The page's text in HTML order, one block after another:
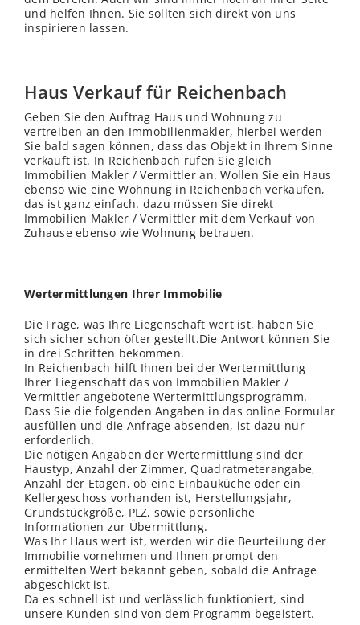
und helfen Ihnen. Sie sollten sich direkt von uns
inspirieren lassen.
Haus Verkauf für Reichenbach
Geben Sie den Auftrag Haus und Wohnung zu
vertreiben an den Immobilienmakler, hierbei werden
Sie bald sagen können, dass das Objekt in Ihrem Sinne
verkauft ist. In Reichenbach rufen Sie gleich
Immobilien Makler / Vermittler an. Wollen Sie ein Haus
ebenso wie eine Wohnung in Reichenbach verkaufen,
das ist ganz einfach. dazu müssen Sie direkt
Immobilien Makler / Vermittler mit dem Verkauf von
Zuhause ebenso wie Wohnung betrauen.
Wertermittlungen Ihrer Immobilie
Die Frage, was Ihre Liegenschaft wert ist, haben Sie
sich sicher schon öfter gestellt.Die Antwort können Sie
in drei Schritten bekommen.
In Reichenbach hilft Ihnen bei der Wertermittlung
Ihrer Liegenschaft das von Immobilien Makler /
Vermittler angebotene Wertermittlungsprogramm.
Dass Sie die folgenden Angaben in das online Formular
ausfüllen und die Anfrage absenden, ist dazu nur
erforderlich.
Die nötigen Angaben der Wertermittlung sind der
Haustyp, Anzahl der Zimmer, Quadratmeterangabe,
Anzahl der Etagen, ob eine Einbauküche oder ein
Kellergeschoss vorhanden ist, Herstellungsjahr,
Grundstückgröße, PLZ, sowie persönliche
Informationen zur Übermittlung.
Was Ihr Haus wert ist, werden wir die Beurteilung der
Immobilie vornehmen und Ihnen prompt den
ermittelten Wert bekannt geben, sobald die Anfrage
abgeschickt ist.
Da es schnell ist und verlässlich funktioniert, sind
unsere Kunden sind von dem Programm begeistert.